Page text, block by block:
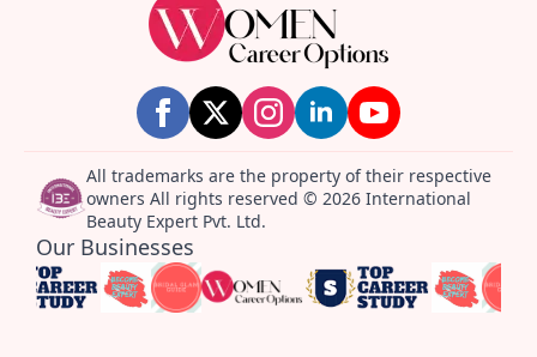
All trademarks are the property of their respective
owners All rights reserved © 2026 International
Beauty Expert Pvt. Ltd.
Our Businesses